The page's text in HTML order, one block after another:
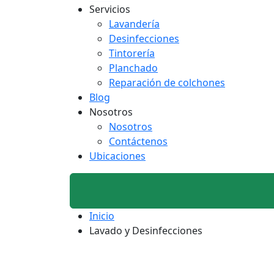
Servicios
Lavandería
Desinfecciones
Tintorería
Planchado
Reparación de colchones
Blog
Nosotros
Nosotros
Contáctenos
Ubicaciones
Inicio
Lavado y Desinfecciones